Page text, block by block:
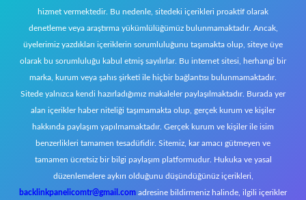
hizmet vermektedir. Bu nedenle, sitedeki içerikleri proaktif olarak
denetleme veya araştırma yükümlülüğümüz bulunmamaktadır. Ancak,
üyelerimiz yazdıkları içeriklerin sorumluluğunu taşımakta olup, siteye üye
olarak bu sorumluluğu kabul etmiş sayılırlar. Bu internet sitesi, herhangi bir
marka, kurum veya şahıs şirketi ile hiçbir bağlantısı bulunmamaktadır.
Sitede yalnızca kendi hazırladığımız makaleler paylaşılmaktadır. Burada yer
alan içerikler haber niteliği taşımamakta olup, gerçek kurum ve kişiler
hakkında paylaşım yapılmamaktadır. Gerçek kurum ve kişiler ile isim
benzerlikleri tamamen tesadüfidir. Sitemiz, kar amacı gütmeyen ve
tamamen ücretsiz bir bilgi paylaşım platformudur. Hukuka ve yasal
düzenlemelere aykırı olduğunu düşündüğünüz içerikleri,
backlinkpanelicomtr@gmail.com adresine bildirmeniz halinde, ilgili içerikler